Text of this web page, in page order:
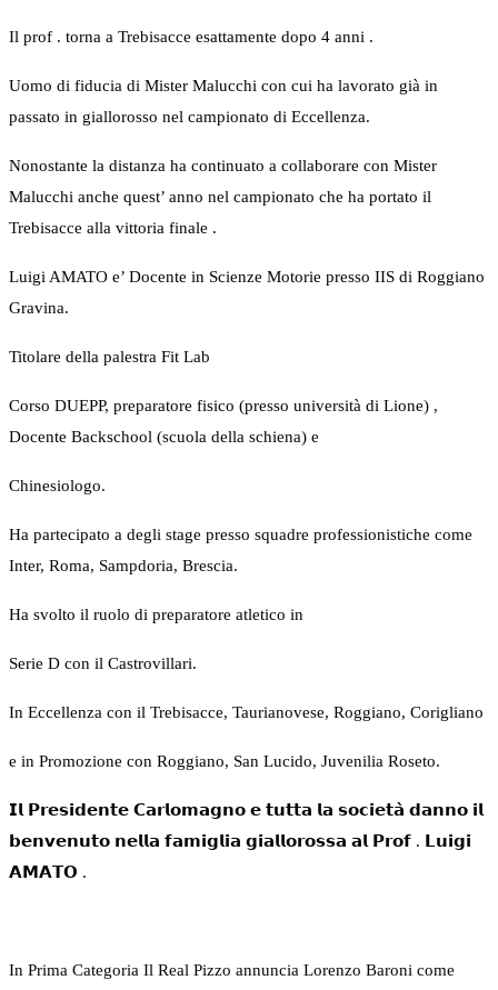
Il prof . torna a Trebisacce esattamente dopo 4 anni .
Uomo di fiducia di Mister Malucchi con cui ha lavorato già in
passato in giallorosso nel campionato di Eccellenza.
Nonostante la distanza ha continuato a collaborare con Mister
Malucchi anche quest’ anno nel campionato che ha portato il
Trebisacce alla vittoria finale .
Luigi AMATO e’ Docente in Scienze Motorie presso IIS di Roggiano
Gravina.
Titolare della palestra Fit Lab
Corso DUEPP, preparatore fisico (presso università di Lione) ,
Docente Backschool (scuola della schiena) e
Chinesiologo.
Ha partecipato a degli stage presso squadre professionistiche come
Inter, Roma, Sampdoria, Brescia.
Ha svolto il ruolo di preparatore atletico in
Serie D con il Castrovillari.
In Eccellenza con il Trebisacce, Taurianovese, Roggiano, Corigliano
e in Promozione con Roggiano, San Lucido, Juvenilia Roseto.
𝗜𝗹 𝗣𝗿𝗲𝘀𝗶𝗱𝗲𝗻𝘁𝗲 𝗖𝗮𝗿𝗹𝗼𝗺𝗮𝗴𝗻𝗼 𝗲 𝘁𝘂𝘁𝘁𝗮 𝗹𝗮 𝘀𝗼𝗰𝗶𝗲𝘁𝗮̀ 𝗱𝗮𝗻𝗻𝗼 𝗶𝗹
𝗯𝗲𝗻𝘃𝗲𝗻𝘂𝘁𝗼 𝗻𝗲𝗹𝗹𝗮 𝗳𝗮𝗺𝗶𝗴𝗹𝗶𝗮 𝗴𝗶𝗮𝗹𝗹𝗼𝗿𝗼𝘀𝘀𝗮 𝗮𝗹 𝗣𝗿𝗼𝗳 . 𝗟𝘂𝗶𝗴𝗶
𝗔𝗠𝗔𝗧𝗢 .
In Prima Categoria Il Real Pizzo annuncia Lorenzo Baroni come